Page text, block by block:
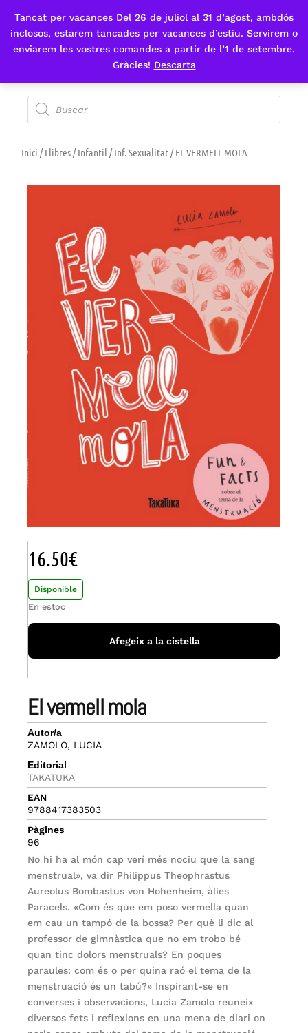
Tancat per vacances Del 26 de juliol al 31 d’agost, ambdós
inclosos, estarem tancades per vacances d’estiu. Servirem o
enviarem les vostres comandes a partir de l’1 de setembre.
Gràcies! Descarta
Fes-te'n sòcia
Inici /Llibres/Infantil /Inf. Sexualitat/ EL VERMELL MOLA
el vermell mola
Autor/a
ZAMOLO, LUCIA
Editorial
TAKATUKA
EAN
9788417383503
Pàgines
96
No hi ha al món cap verí més nociu que la sang
menstrual», va dir Philippus Theophrastus
Aureolus Bombastus von Hohenheim, àlies
Paracels. «Com és que em poso vermella quan
em cau un tampó de la bossa? Per què li dic al
professor de gimnàstica que no em trobo bé
quan tinc dolors menstruals? En poques
paraules: com és o per quina raó el tema de la
menstruació és un tabú?» Inspirant-se en
converses i observacions, Lucia Zamolo reuneix
diversos fets i reflexions en una mena de diari on
16.50€
Disponible
En estoc
Afegeix a la cistella